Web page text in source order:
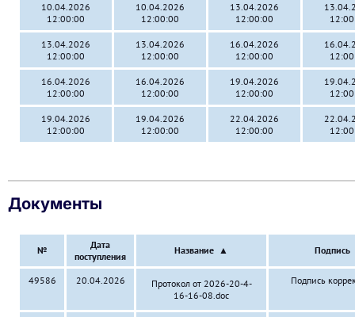
10.04.2026
12:00:00
10.04.2026
12:00:00
13.04.2026
12:00:00
13.04.2026
12:00:00
13.04.2026
12:00:00
16.04.2026
12:00:00
16.04.2026
12:00:00
16.04.2026
12:00:00
19.04.2026
12:00:00
19.04.2026
12:00:00
19.04.2026
12:00:00
22.04.2026
12:00:00
Документы
№
Дата
поступления
Название ▲ Подпись
49586 20.04.2026
Протокол от 2026-20-4-
16-16-08.doc
Подпись